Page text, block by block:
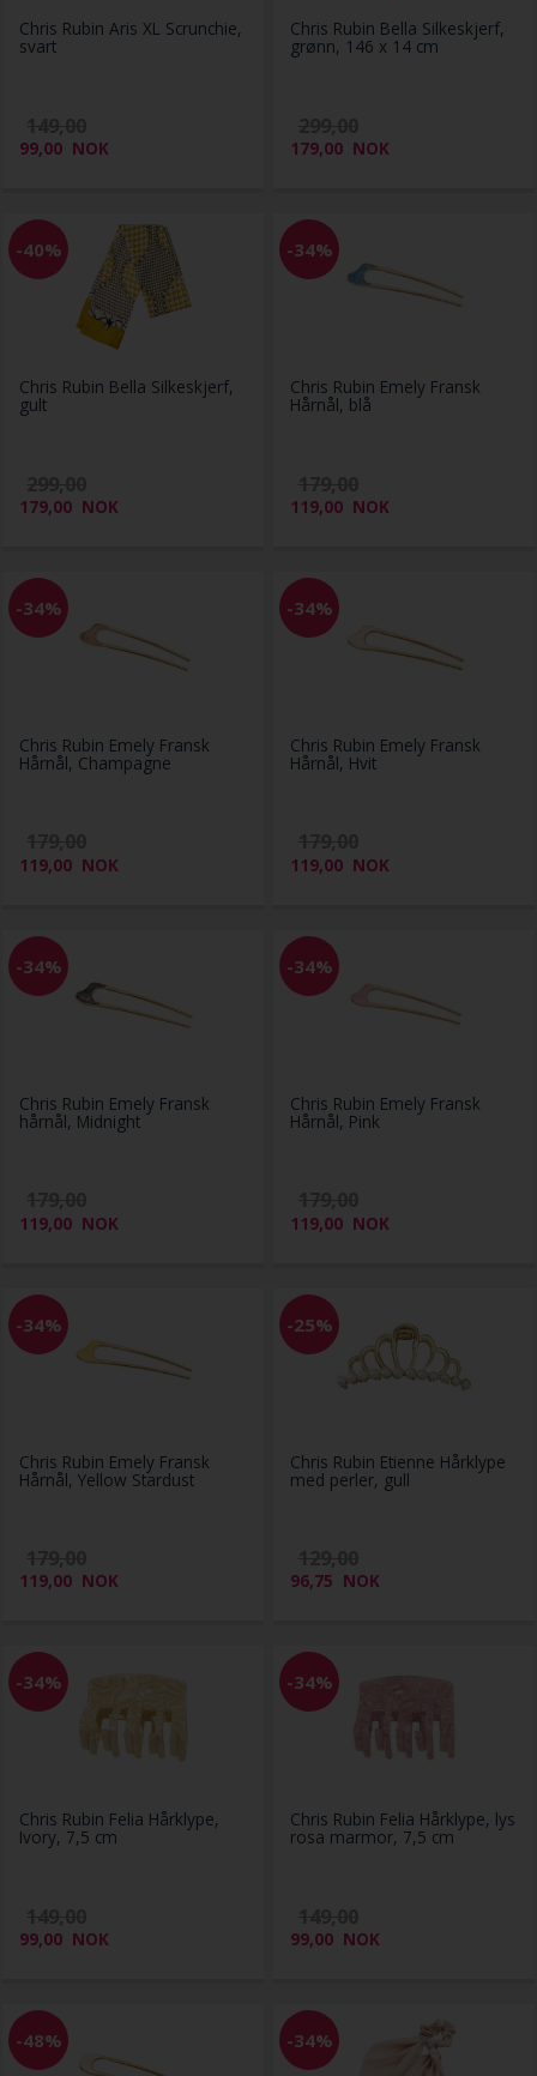
Chris Rubin Aris XL Scrunchie,
svart
99,00 NOK
Chris Rubin Bella Silkeskjerf,
grønn, 146 x 14 cm
179,00 NOK
-40%
Chris Rubin Bella Silkeskjerf,
gult
179,00 NOK
-34%
Chris Rubin Emely Fransk
Hårnål, blå
119,00 NOK
-34%
Chris Rubin Emely Fransk
Hårnål, Champagne
119,00 NOK
-34%
Chris Rubin Emely Fransk
Hårnål, Hvit
119,00 NOK
-34%
Chris Rubin Emely Fransk
hårnål, Midnight
119,00 NOK
-34%
Chris Rubin Emely Fransk
Hårnål, Pink
119,00 NOK
-34%
Chris Rubin Emely Fransk
Hårnål, Yellow Stardust
119,00 NOK
-25%
Chris Rubin Etienne Hårklype
med perler, gull
96,75 NOK
-34%
Chris Rubin Felia Hårklype,
Ivory, 7,5 cm
99,00 NOK
-34%
Chris Rubin Felia Hårklype, lys
rosa marmor, 7,5 cm
99,00 NOK
-48% -34%